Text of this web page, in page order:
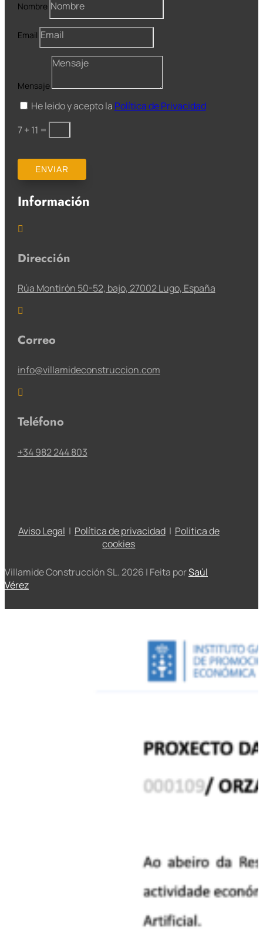
Nombre
Email
Mensaje
He leido y acepto la Política de Privacidad
7 + 11 =
ENVIAR
Información

Dirección
Rúa Montirón 50-52, bajo, 27002 Lugo, España

Correo
info@villamideconstruccion.com

Teléfono
+34 982 244 803
Aviso Legal | Política de privacidad| Política de
cookies
Villamide Construcción SL. 2026 | Feita porSaúl
Vérez